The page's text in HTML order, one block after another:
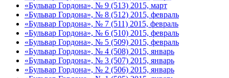
«Бульвар Гордона», № 9 (513) 2015, март
«Бульвар Гордона», № 8 (512) 2015, февраль
«Бульвар Гордона», № 7 (511) 2015, февраль
«Бульвар Гордона», № 6 (510) 2015, февраль
«Бульвар Гордона», № 5 (509) 2015, февраль
«Бульвар Гордона», № 4 (508) 2015, январь
«Бульвар Гордона», № 3 (507) 2015, январь
«Бульвар Гордона», № 2 (506) 2015, январь